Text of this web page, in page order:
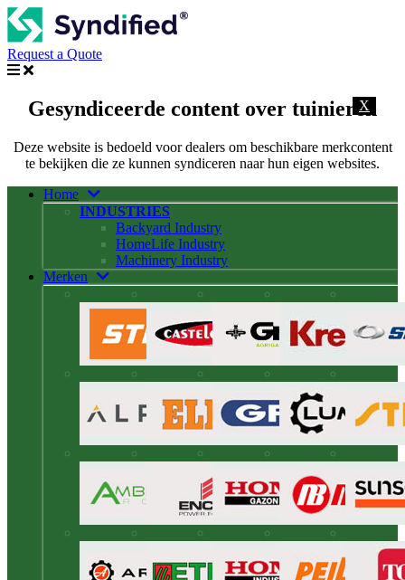
Request a Quote
X
Gesyndiceerde content over tuinieren
Deze website is bedoeld voor dealers om beschikbare merkcontent
te bekijken die ze kunnen syndiceren naar hun eigen websites.
Home
INDUSTRIES
Backyard Industry
HomeLife Industry
Machinery Industry
Merken